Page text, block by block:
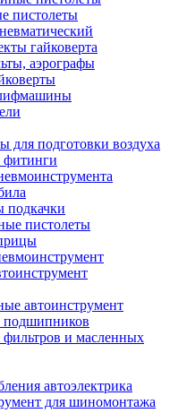
пистолеты
гайковерта
аэрографы
для подготовки воздуха
фитинги
подкачки
пистолеты
автоинструмент
и масленных
автоэлектрика
для шиномонтажа